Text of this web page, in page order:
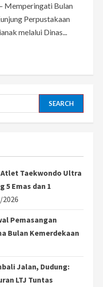
Memperingati Bulan
Perpustakaan
melalui Dinas...
Taekwondo Ultra
5 Emas dan 1
Pemasangan
Bulan Kemerdekaan
Jalan, Dudung:
LTJ Tuntas